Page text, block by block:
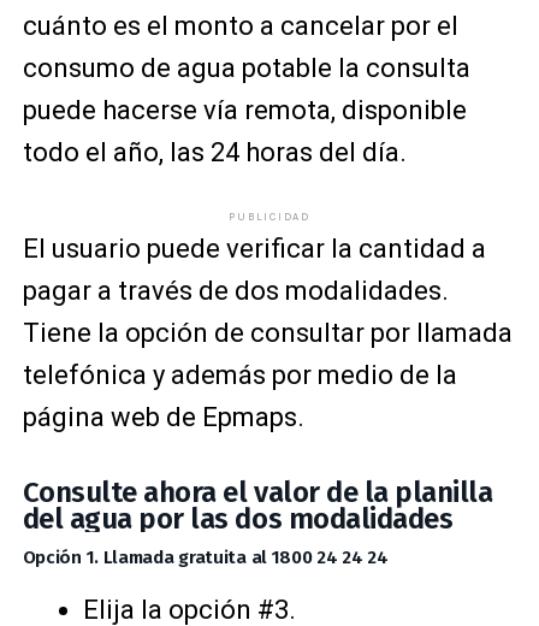
cuánto es el monto a cancelar por el
consumo de agua potable la consulta
puede hacerse vía remota, disponible
todo el año, las 24 horas del día.
PUBLICIDAD
El usuario puede verificar la cantidad a
pagar a través de dos modalidades.
Tiene la opción de consultar por llamada
telefónica y además por medio de la
página web de Epmaps.
Consulte ahora el valor de la planilla
del agua por las dos modalidades
Opción 1. Llamada gratuita al 1800 24 24 24
Elija la opción #3.